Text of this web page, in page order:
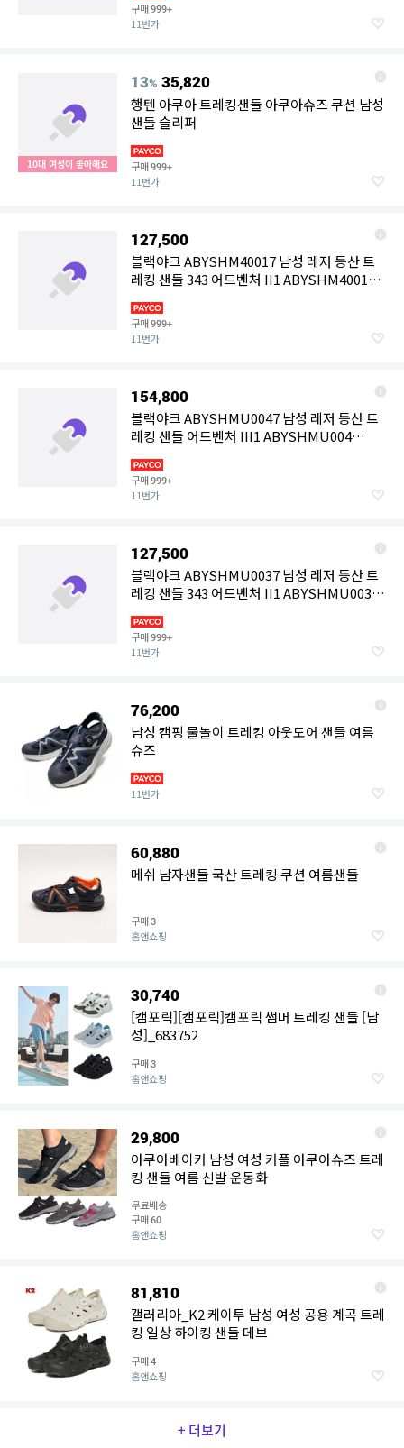
구매999+
11번가
10대 여성이 좋아해요
13% 35,820
행텐 아쿠아 트레킹샌들 아쿠아슈즈 쿠션 남성
샌들 슬리퍼
구매999+
11번가
127,500
블랙야크 ABYSHM40017 남성 레저 등산 트
레킹 샌들 343 어드벤처 II1 ABYSHM4001
구매999+
11번가
154,800
블랙야크 ABYSHMU0047 남성 레저 등산 트
레킹 샌들 어드벤처 III1 ABYSHMU004
구매999+
11번가
127,500
블랙야크 ABYSHMU0037 남성 레저 등산 트
레킹 샌들 343 어드벤처 II1 ABYSHMU003
구매999+
11번가
76,200
남성 캠핑 물놀이 트레킹 아웃도어 샌들 여름
슈즈
11번가
60,880
메쉬 남자샌들 국산 트레킹 쿠션 여름샌들
구매3
홈앤쇼핑
30,740
[캠포릭][캠포릭]캠포릭 썸머 트레킹 샌들 [남
성]_683752
구매3
홈앤쇼핑
29,800
아쿠아베이커 남성 여성 커플 아쿠아슈즈 트레
킹 샌들 여름 신발 운동화
무료배송
구매60
홈앤쇼핑
81,810
갤러리아_K2 케이투 남성 여성 공용 계곡 트레
킹 일상 하이킹 샌들 데브
구매4
홈앤쇼핑
+ 더보기